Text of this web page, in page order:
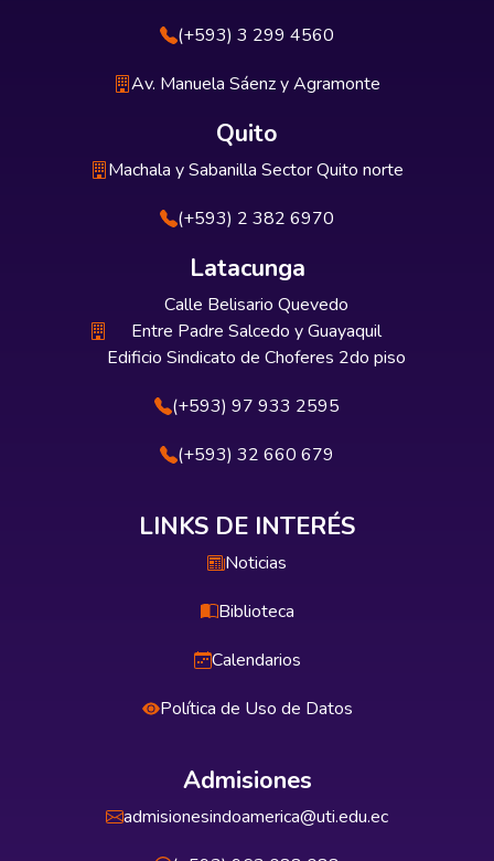
(+593) 3 299 4560
Av. Manuela Sáenz y Agramonte
Quito
Machala y Sabanilla Sector Quito norte
(+593) 2 382 6970
Latacunga
Calle Belisario Quevedo
Entre Padre Salcedo y Guayaquil
Edificio Sindicato de Choferes 2do piso
(+593) 97 933 2595
(+593) 32 660 679
LINKS DE INTERÉS
Noticias
Biblioteca
Calendarios
Política de Uso de Datos
Admisiones
admisionesindoamerica@uti.edu.ec